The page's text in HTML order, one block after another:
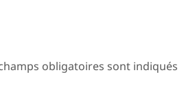
obligatoires sont indiqués